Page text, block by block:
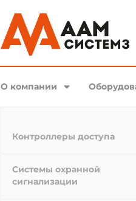
О компании
Контроллеры доступа
Системы охранной
сигнализации